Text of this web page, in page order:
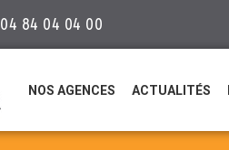
04 84 04 04 00
NOS AGENCES ACTUALITÉS